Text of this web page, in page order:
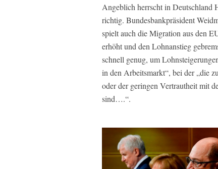
Angeblich herrscht in Deutschland
richtig. Bundesbankpräsident
spielt auch die Migration aus den
erhöht und den Lohnanstieg
schnell genug, um
in den Arbeitsmarkt“, bei der „die
oder der geringen Vertrautheit mit
sind….“.